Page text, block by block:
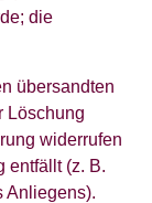
die
übersandten
Löschung
widerrufen
entfällt (z. B.
Anliegens).